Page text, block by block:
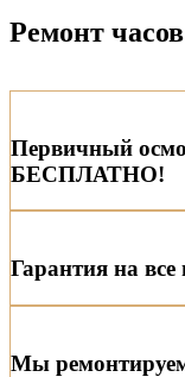
Ремонт
Первичный
БЕСПЛАТНО!
Гарантия на
Мы